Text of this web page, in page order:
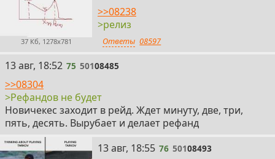
37 Кб, 1278x781
>>08238
>релиз
Ответы 08597
75
13 авг, 18:52 75 50108485
>>08304
>Рефандов не будет
Новичекес заходит в рейд. Ждет минуту, две, три,
пять, десять. Вырубает и делает рефанд
76
13 авг, 18:55 76 50108493